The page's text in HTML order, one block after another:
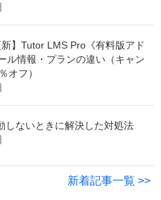
新】Tutor LMS Pro《有料版アド
ル情報・プランの違い（キャン
オフ）
しないときに解決した対処法
新着記事一覧 >>